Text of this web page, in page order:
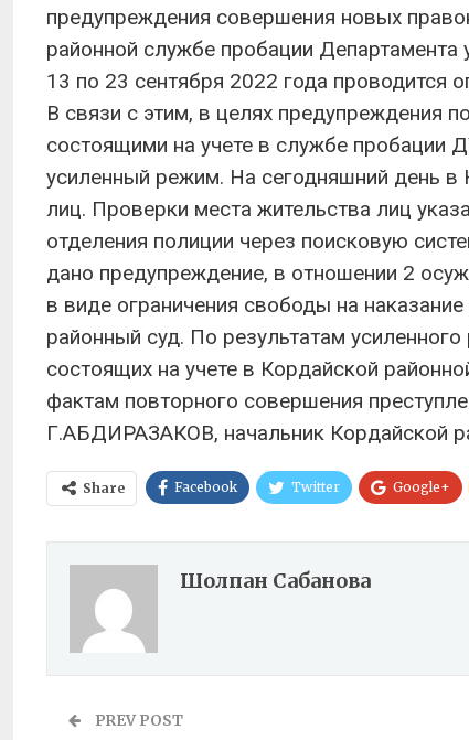
предупреждения совершения новых
районной службе пробации
13 по 23 сентября 2022 года проводится
В связи с этим, в целях предупреждения
состоящими на учете в службе пробации
усиленный режим. На сегодняшний день в
лиц. Проверки места жительства лиц
отделения полиции через поисковую
дано предупреждение, в отношении 2
в виде ограничения свободы на
районный суд. По результатам
состоящих на учете в Кордайской
фактам повторного совершения
Г.АБДИРАЗАКОВ, начальник Кордайской
Share Facebook Twitter Google+
Шолпан Сабанова
PREV POST